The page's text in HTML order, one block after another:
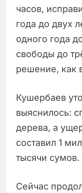
часов,
года до двух
одного года
свободы до
решение, как
Кушербаев
выяснилось:
дерева, а
составил 1
тысячи сумов.
Сейчас